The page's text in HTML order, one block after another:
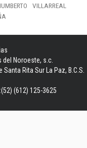
VILLARREAL
Noroeste, s.c.
Rita Sur La Paz, B.C.S.
(612) 125-3625